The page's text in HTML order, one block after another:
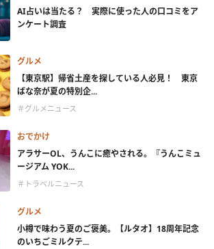
AI占いは当たる？ 実際に使った人の口コミをア
ンケート調査
グルメ
【東京駅】帰省土産を探している人必見！ 東京
ばな奈が夏の特別企...
＃グルメニュース
おでかけ
アラサーOL、うんこに癒やされる。『うんこミュ
ージアム YOK...
＃トラベルニュース
グルメ
小樽で味わう夏のご褒美。【ルタオ】18周年記念
のいちごミルクテ...